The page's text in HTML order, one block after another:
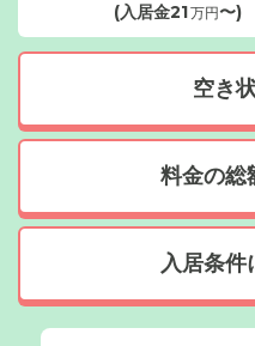
(入居金21万円〜)
空き
料金の総
入居条件